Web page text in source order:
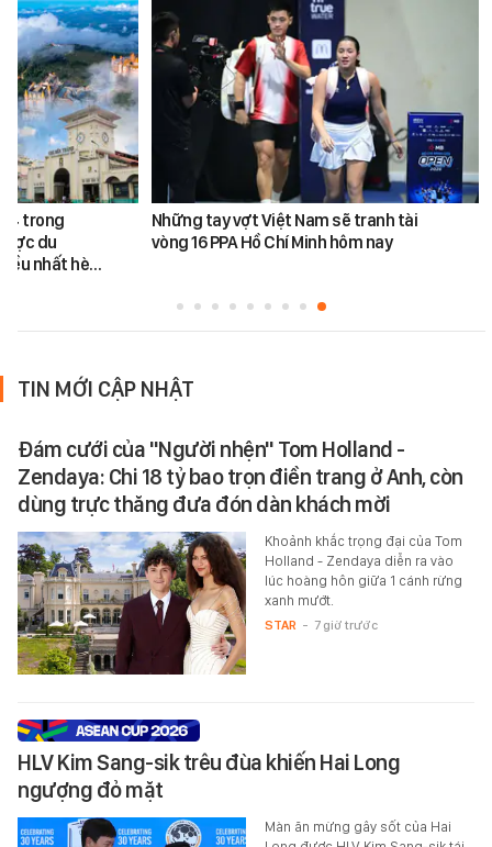
4 trong
du
nhất hè…
Những tay vợt Việt Nam sẽ tranh tài
vòng 16 PPA Hồ Chí Minh hôm nay
TIN MỚI CẬP NHẬT
Đám cưới của "Người nhện" Tom Holland -
Zendaya: Chi 18 tỷ bao trọn điền trang ở Anh, còn
dùng trực thăng đưa đón dàn khách mời
Khoảnh khắc trọng đại của Tom
Holland - Zendaya diễn ra vào
lúc hoàng hôn giữa 1 cánh rừng
xanh mướt.
STAR - 7 giờ trước
HLV Kim Sang-sik trêu đùa khiến Hai Long
ngượng đỏ mặt
Màn ăn mừng gây sốt của Hai